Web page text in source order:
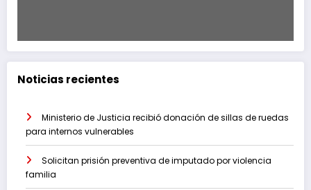
Noticias recientes
Ministerio de Justicia recibió donación de sillas de ruedas
para internos vulnerables
Solicitan prisión preventiva de imputado por violencia
familia